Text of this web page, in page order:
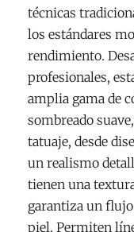
técnicas
los estándares
rendimiento.
profesionales,
amplia gama de
sombreado
tatuaje, desde
un realismo
tienen una
garantiza un
piel. Permiten